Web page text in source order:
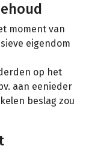
moment van
eigendom
op het
aan eenieder
beslag zou